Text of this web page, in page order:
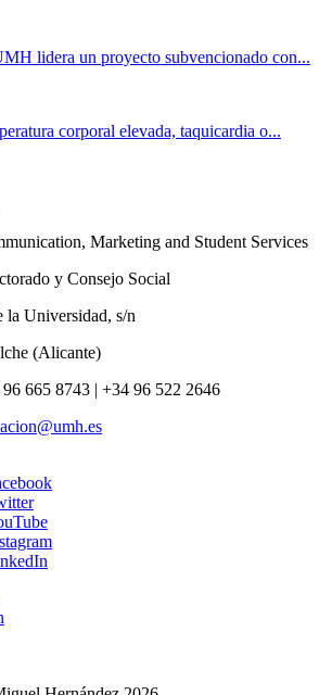
lidera un proyecto subvencionado con...
corporal elevada, taquicardia o...
Marketing and Student Services
y Consejo Social
la Universidad, s/n
(Alicante)
665 8743 | +34 96 522 2646